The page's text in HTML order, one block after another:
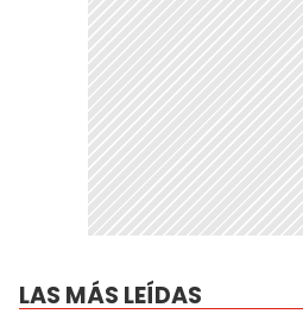
LAS MÁS LEÍDAS